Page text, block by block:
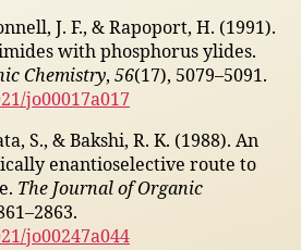
J. F., & Rapoport, H. (1991).
with phosphorus ylides.
Chemistry, 56(17), 5079–5091.
jo00017a017
S., & Bakshi, R. K. (1988). An
enantioselective route to
The Journal of Organic
jo00247a044